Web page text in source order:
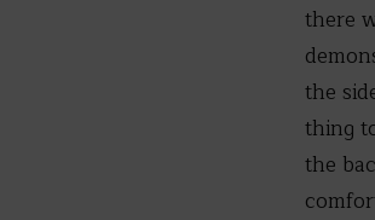
there
the
thing
the